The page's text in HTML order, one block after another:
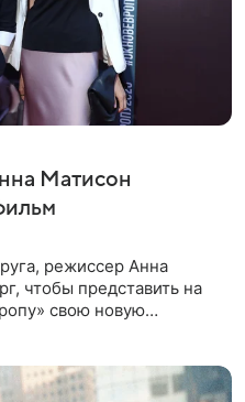
Матисон
режиссер Анна
чтобы представить на
свою новую